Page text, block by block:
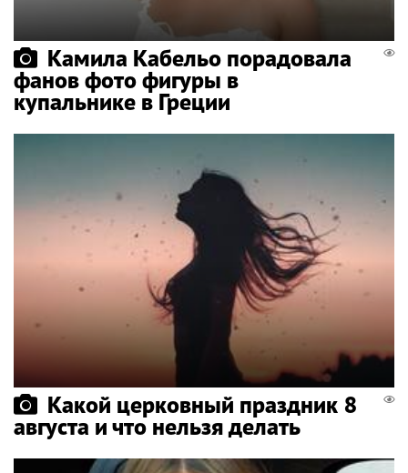
Камила Кабельо порадовала
фанов фото фигуры в
купальнике в Греции
Какой церковный праздник 8
августа и что нельзя делать